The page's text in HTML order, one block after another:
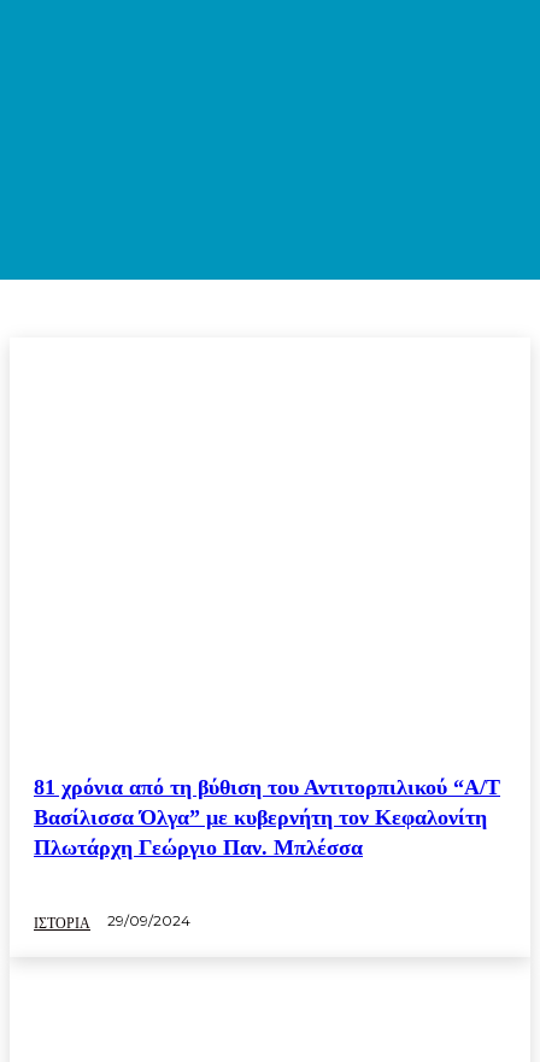
81 χρόνια από τη βύθιση του Αντιτορπιλικού “Α/Τ
Βασίλισσα Όλγα” με κυβερνήτη τον Κεφαλονίτη
Πλωτάρχη Γεώργιο Παν. Μπλέσσα
ΙΣΤΟΡΙΑ 29/09/2024